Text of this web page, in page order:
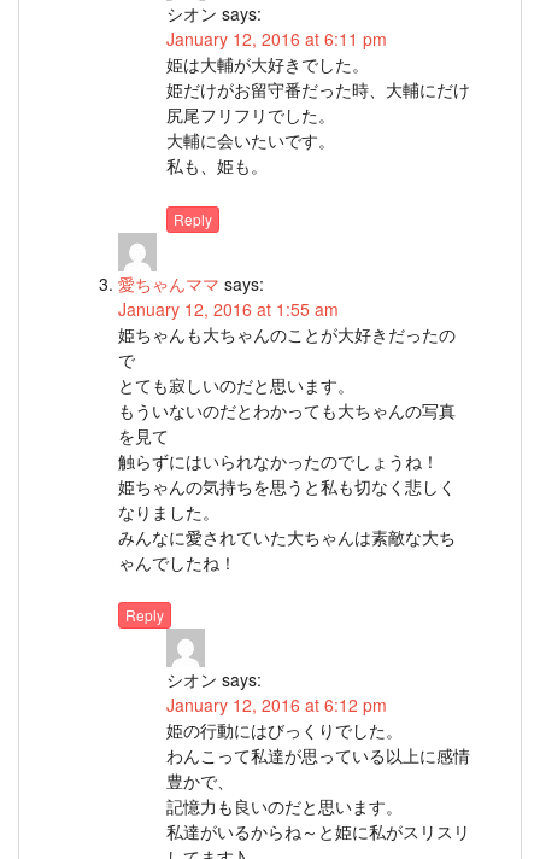
シオン says:
January 12, 2016 at 6:11 pm
姫は大輔が大好きでした。
姫だけがお留守番だった時、大輔にだけ
尻尾フリフリでした。
大輔に会いたいです。
私も、姫も。
Reply
愛ちゃんママ says:
January 12, 2016 at 1:55 am
姫ちゃんも大ちゃんのことが大好きだったの
で
とても寂しいのだと思います。
もういないのだとわかっても大ちゃんの写真
を見て
触らずにはいられなかったのでしょうね！
姫ちゃんの気持ちを思うと私も切なく悲しく
なりました。
みんなに愛されていた大ちゃんは素敵な大ち
ゃんでしたね！
Reply
シオン says:
January 12, 2016 at 6:12 pm
姫の行動にはびっくりでした。
わんこって私達が思っている以上に感情
豊かで、
記憶力も良いのだと思います。
私達がいるからね～と姫に私がスリスリ